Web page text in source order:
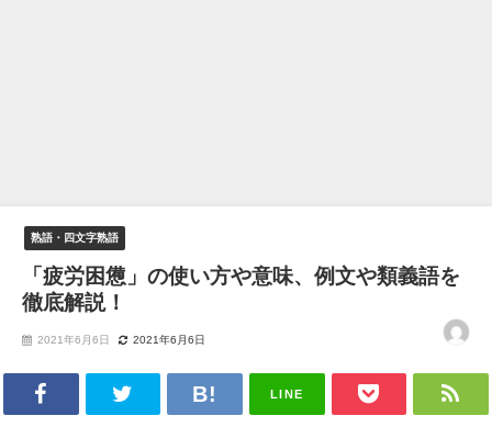
熟語・四文字熟語
「疲労困憊」の使い方や意味、例文や類義語を
徹底解説！
2021年6月6日 2021年6月6日
LINE